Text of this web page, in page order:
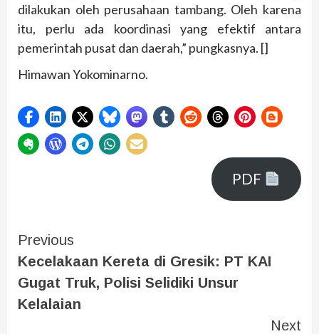
dilakukan oleh perusahaan tambang. Oleh karena
itu, perlu ada koordinasi yang efektif antara
pemerintah pusat dan daerah,” pungkasnya. []
Himawan Yokominarno.
PDF
Previous
Kecelakaan Kereta di Gresik: PT KAI
Gugat Truk, Polisi Selidiki Unsur
Kelalaian
Next